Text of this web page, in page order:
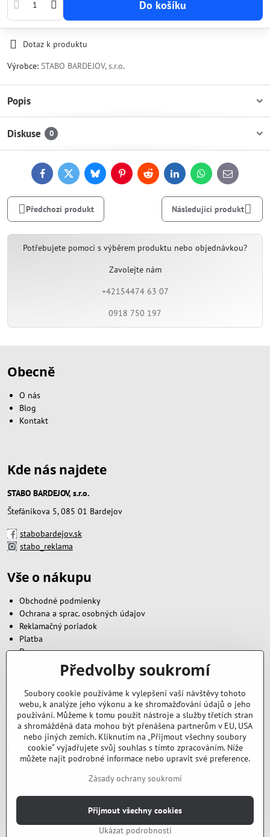
Do košíku
Dotaz k produktu
Výrobce: STABO BARDEJOV, s.r.o.
Popis
Diskuse 0
FacebookTwitterBlueskyPinterestReddit LinkedInWhatsApp
E-
mail
Předchozí produkt Následující produkt
Potřebujete pomoci s výběrem produktu nebo objednávkou?
Zavolejte nám
+42154474 63 07
0918 750 197
Obecně
O nás
Blog
Kontakt
Kde nás najdete
STABO BARDEJOV, s.r.o.
Štefánikova 5, 085 01 Bardejov
stabobardejov.sk
stabo_reklama
Vše o nákupu
Obchodné podmienky
Ochrana a sprac. osobných údajov
Reklamačný poriadok
Platba
Doprava
Zavoláme vám zpět
Váš telefón*
©2026CopyrightPředvolby soukromíZásady ochrany soukromí
Předvolby soukromí
Soubory cookie používáme k vylepšení vaší návštěvy tohoto
webu, k analýze jeho výkonu a ke shromažďování údajů o jeho
používání. Můžeme k tomu použít nástroje a služby třetích stran
a shromážděná data mohou být přenášena partnerům v EU, USA
nebo jiných zemích. Kliknutím na „Přijmout všechny soubory
cookie“ vyjadřujete svůj souhlas s tímto zpracováním. Níže
můžete najít podrobné informace nebo upravit své preference.
Zásady ochrany soukromí
Ukázat podrobnosti
Přijmout všechny cookies